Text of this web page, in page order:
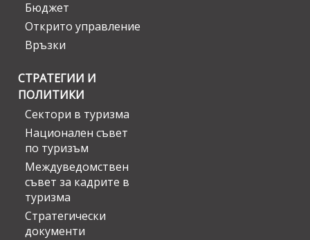
Бюджет
Открито управление
Връзки
СТРАТЕГИИ И
ПОЛИТИКИ
Сектори в туризма
Национален съвет
по туризъм
Междуведомствен
съвет за кадрите в
туризма
Стратегически
документи